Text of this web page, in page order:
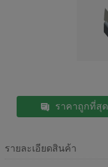
ราคาถูกที่สุด
รายละเอียดสินค้า